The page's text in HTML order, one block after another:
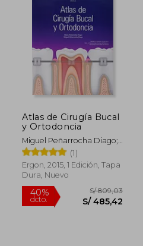
40%
Atlas de Cirugía Bucal
y Ortodoncia
Miguel Peñarrocha Diago;
María Peñarrocha Diago
(1)
Ergon, 2015, 1 Edición, Tapa
Dura, Nuevo